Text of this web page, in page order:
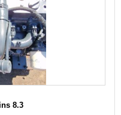
8.3